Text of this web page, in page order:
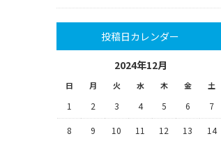
投稿日カレンダー
2024年12月
日 月 火 水 木 金 土
1 2 3 4 5 6 7
8 9 10 11 12 13 14